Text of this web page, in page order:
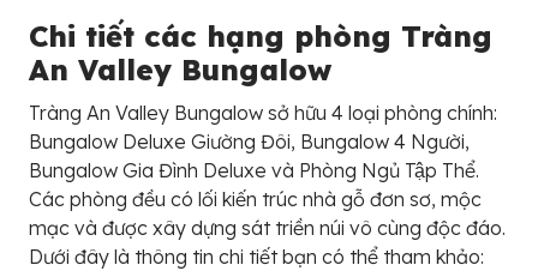
Chi tiết các hạng phòng Tràng
An Valley Bungalow
Tràng An Valley Bungalow sở hữu 4 loại phòng chính:
Bungalow Deluxe Giường Đôi, Bungalow 4 Người,
Bungalow Gia Đình Deluxe và Phòng Ngủ Tập Thể.
Các phòng đều có lối kiến trúc nhà gỗ đơn sơ, mộc
mạc và được xây dựng sát triền núi vô cùng độc đáo.
Dưới đây là thông tin chi tiết bạn có thể tham khảo: